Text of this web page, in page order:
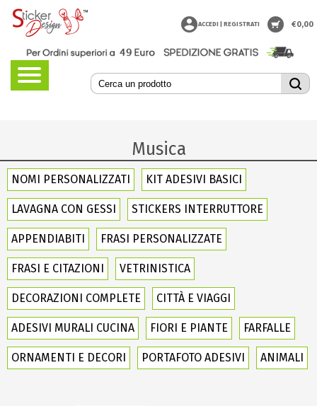
Musica
NOMI PERSONALIZZATI KIT ADESIVI BASICI
LAVAGNA CON GESSI STICKERS INTERRUTTORE
APPENDIABITI FRASI PERSONALIZZATE
FRASI E CITAZIONI VETRINISTICA
DECORAZIONI COMPLETE CITTÀ E VIAGGI
ADESIVI MURALI CUCINA FIORI E PIANTE FARFALLE
ORNAMENTI E DECORI PORTAFOTO ADESIVI ANIMALI
ACCEDI | REGISTRATI €0,00